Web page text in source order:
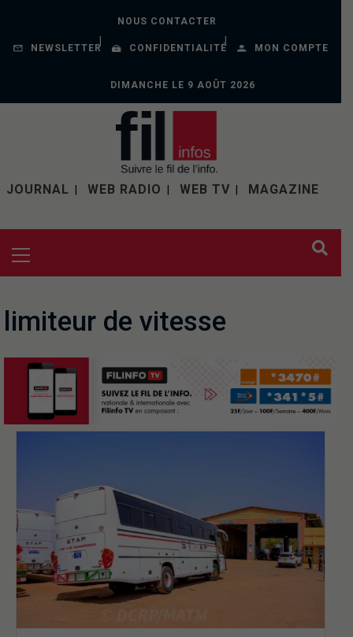
NOUS CONTACTER
NEWSLETTER CONFIDENTIALITÉ MON COMPTE
DIMANCHE LE 9 AOÛT 2026
JOURNAL WEB RADIO WEB TV MAGAZINE
limiteur de vitesse